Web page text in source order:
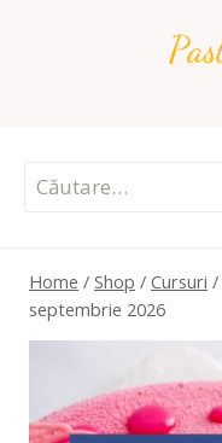
Caută
Home / Shop / Cursuri /
septembrie 2026